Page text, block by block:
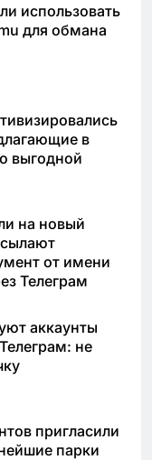
использовать
для обмана
в
выгодной
на новый
от имени
Телеграм
аккаунты
не
пригласили
парки